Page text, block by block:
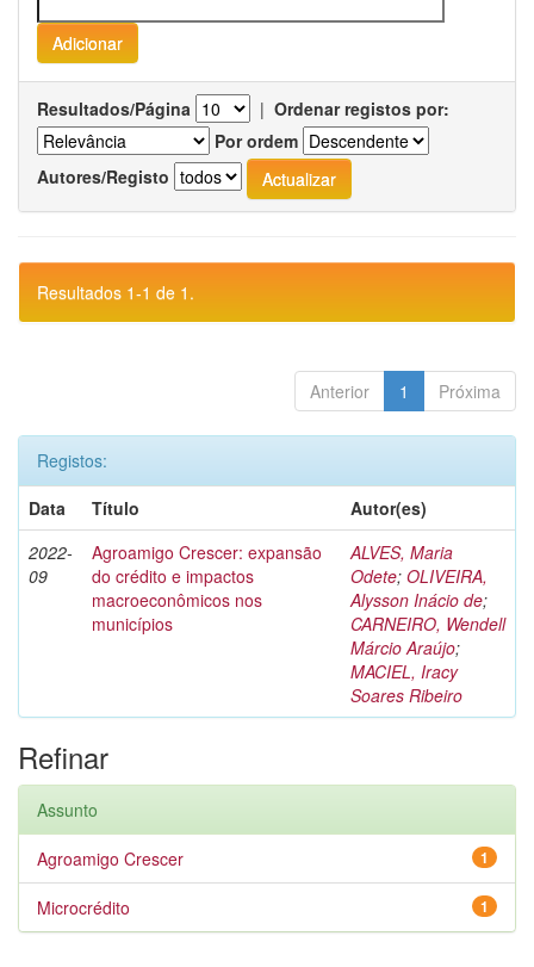
Resultados/Página | Ordenar registos por:
Por ordem
Autores/Registo
Resultados 1-1 de 1.
Anterior 1 Próxima
Registos:
Data
Título
Autor(es)
2022-
09
Agroamigo Crescer: expansão
do crédito e impactos
macroeconômicos nos
municípios
ALVES, Maria
Odete; OLIVEIRA,
Alysson Inácio de;
CARNEIRO, Wendell
Márcio Araújo;
MACIEL, Iracy
Soares Ribeiro
Refinar
Assunto
1
Agroamigo Crescer
1
Microcrédito